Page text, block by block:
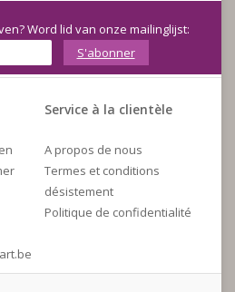
Word lid van onze mailinglijst:
S'abonner
Service à la clientèle
A propos de nous
Termes et conditions
désistement
Politique de confidentialité